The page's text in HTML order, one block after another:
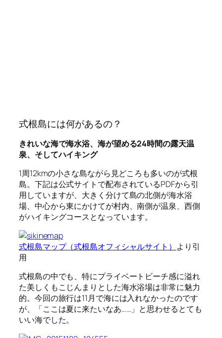
式根島には何があるの？
きれいな海で海水浴、海が望める24時間の露天温
泉、そしてハイキング
1周12kmの小さな島ながら見どころも多いのが式根
島。下記は公式サイトで配布されているPDFから引
用していますが、大きく分けて島の北側が海水浴
場、中心から東にかけてが村内、南側が温泉、西側
がハイキングコースとなっています。
式根島マップ（式根島オフィシャルサイト） より引
用
式根島の中でも、特にプライベートビーチ感に溢れ
た美しくもこじんまりとした海水浴場は非常に魅力
的。今回の旅行は11月で海には入れなかったのです
が、「ここは夏に来たいなあ……」と思わせるとても
いい海でした。